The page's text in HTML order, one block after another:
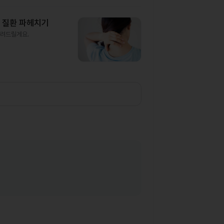
환 파헤치기
드릴게요.